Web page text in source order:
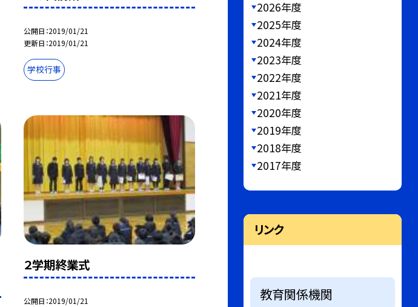
公開日 2019/01/21
更新日 2019/01/21
学校行事
２学期終業式
公開日 2019/01/21
2026年度
2025年度
2024年度
2023年度
2022年度
2021年度
2020年度
2019年度
2018年度
2017年度
リンク
教育関係機関